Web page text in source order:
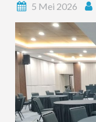
5 Mei 2026